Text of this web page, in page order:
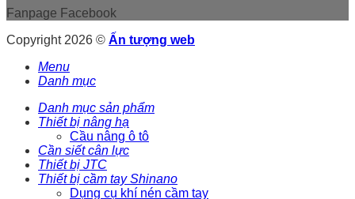
Fanpage Facebook
Copyright 2026 © Ấn tượng web
Menu
Danh mục
Danh mục sản phẩm
Thiết bị nâng hạ
Cầu nâng ô tô
Cần siết cân lực
Thiết bị JTC
Thiết bị cầm tay Shinano
Dụng cụ khí nén cầm tay